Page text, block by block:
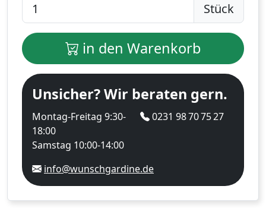
Stück
in den Warenkorb
Unsicher? Wir beraten gern.
Montag-Freitag 9:30-
18:00
Samstag 10:00-14:00
0231 98 70 75 27
info@wunschgardine.de